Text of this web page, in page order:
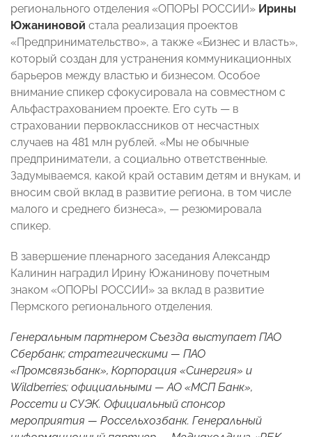
регионального отделения «ОПОРЫ РОССИИ» Ирины
Южаниновой стала реализация проектов
«Предпринимательство», а также «Бизнес и власть»,
который создан для устранения коммуникационных
барьеров между властью и бизнесом. Особое
внимание спикер сфокусировала на совместном с
Альфастрахованием проекте. Его суть — в
страховании первоклассников от несчастных
случаев на 481 млн рублей. «Мы не обычные
предприниматели, а социально ответственные.
Задумываемся, какой край оставим детям и внукам, и
вносим свой вклад в развитие региона, в том числе
малого и среднего бизнеса», — резюмировала
спикер.
В завершение пленарного заседания Александр
Калинин наградил Ирину Южанинову почетным
знаком «ОПОРЫ РОССИИ» за вклад в развитие
Пермского регионального отделения.
Генеральным партнером Съезда выступает ПАО
Сбербанк; стратегическими — ПАО
«Промсвязьбанк», Корпорация «Синергия» и
Wildberries; официальными — АО «МСП Банк»,
Россети и СУЭК. Официальный спонсор
мероприятия — Россельхозбанк. Генеральный